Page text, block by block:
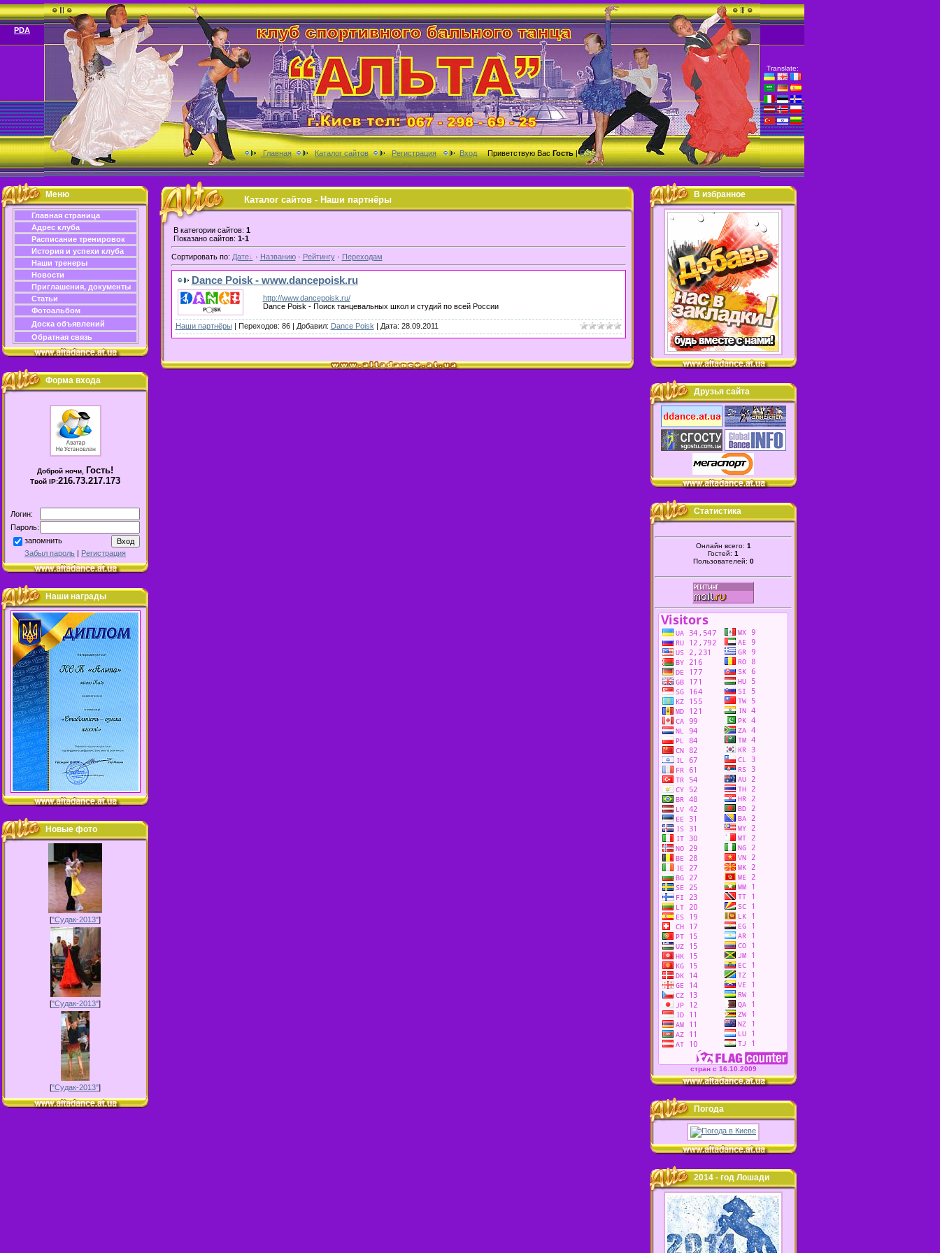
PDA
Главная Каталог сайтов Регистрация Вход Приветствую Вас Гость|RSS
Translate:
Меню
Главная страница
Адрес клуба
Расписание тренировок
История и успехи клуба
Наши тренеры
Новости
Приглашения, документы
Статьи
Фотоальбом
Доска объявлений
Обратная связь
Форма входа
Доброй ночи, Гость!
Твой IP:216.73.217.173
Логин:
Пароль:
запомнить
Забыл пароль | Регистрация
Наши награды
Новые фото
["Судак-2013"]
["Судак-2013"]
["Судак-2013"]
Каталог сайтов - Наши партнёры
В категории сайтов: 1
Показано сайтов: 1-1
Сортировать по: Дате · Названию· Рейтингу· Переходам
Dance Poisk - www.dancepoisk.ru
http://www.dancepoisk.ru/
Dance Poisk - Поиск танцевальных школ и студий по всей России
Наши партнёры| Переходов: 86 | Добавил: Dance Poisk | Дата: 28.09.2011
В избранное
Друзья сайта
Статистика
Онлайн всего: 1
Гостей: 1
Пользователей: 0
стран c 16.10.2009
Погода
2014 - год Лошади